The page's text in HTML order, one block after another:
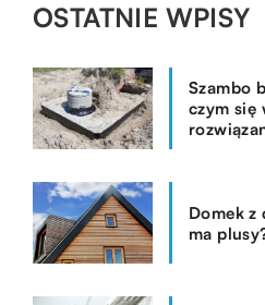
OSTATNIE WPISY
Szambo
czym się
Domek
ma